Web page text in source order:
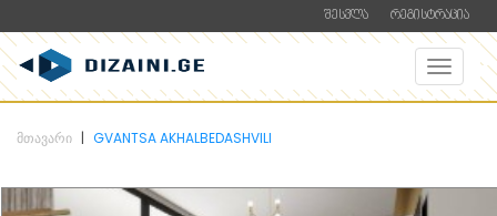
ᲨᲔᲡᲕᲚᲐ ᲠᲔᲒᲘᲡᲢᲠᲐᲪᲘᲐ
ᲛᲗᲐᲕᲐᲠᲘ GVANTSA AKHALBEDASHVILI